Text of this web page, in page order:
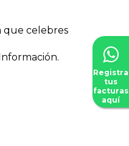
que celebres
Registra
tus
facturas
aquí